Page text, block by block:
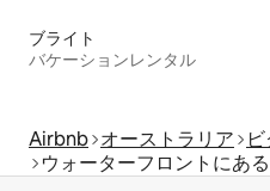
ブライト
バケーションレンタル
Airbnb オーストラリア
ウォーターフロントにあ